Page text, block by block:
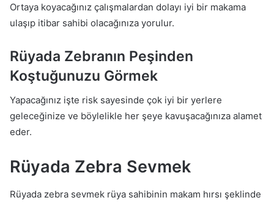
Ortaya koyacağınız çalışmalardan dolayı iyi bir makama
ulaşıp itibar sahibi olacağınıza yorulur.
Rüyada Zebranın Peşinden
Koştuğunuzu Görmek
Yapacağınız işte risk sayesinde çok iyi bir yerlere
geleceğinize ve böylelikle her şeye kavuşacağınıza alamet
eder.
Rüyada Zebra Sevmek
Rüyada zebra sevmek rüya sahibinin makam hırsı şeklinde